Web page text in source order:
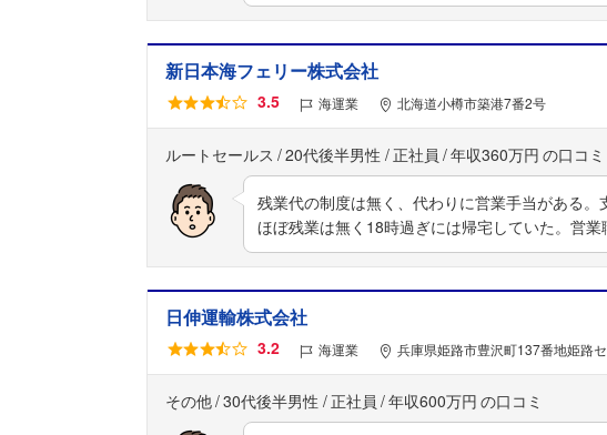
新日本海フェリー株式会社
3.5 海運業 北海道小樽市築港7番2号
ルートセールス 20代後半男性 正社員 年収360万円
残業代の制度は無く、代わりに営業手当がある
ほぼ残業は無く18時過ぎには帰宅していた。営
日伸運輸株式会社
3.2 海運業 兵庫県姫路市豊沢町137番地姫路
その他 30代後半男性 正社員 年収600万円